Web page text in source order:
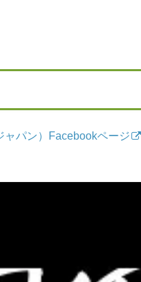
パン）Facebookページ